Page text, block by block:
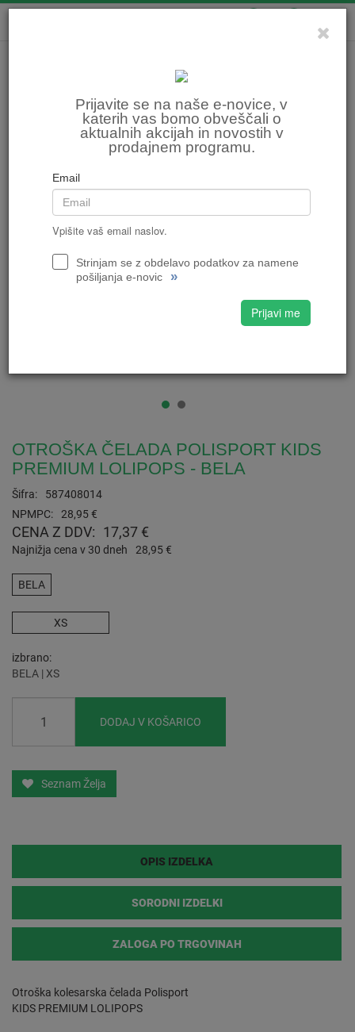
Prijavite se na naše e-novice, v
katerih vas bomo obveščali o
aktualnih akcijah in novostih v
prodajnem programu.
Email
Vpišite vaš email naslov.
Strinjam se z obdelavo podatkov za namene
pošiljanja e-novic
»
Prijavi me
OTROŠKA ČELADA POLISPORT KIDS
PREMIUM LOLIPOPS - BELA
Šifra:
587408014
NPMPC:
28,95 €
CENA Z DDV: 17,37 €
Najnižja cena v 30 dneh 28,95 €
BELA
XS
izbrano
BELA | XS
DODAJ V KOŠARICO
Seznam Želja
OPIS IZDELKA
SORODNI IZDELKI
ZALOGA PO TRGOVINAH
Otroška kolesarska čelada Polisport
KIDS PREMIUM LOLIPOPS